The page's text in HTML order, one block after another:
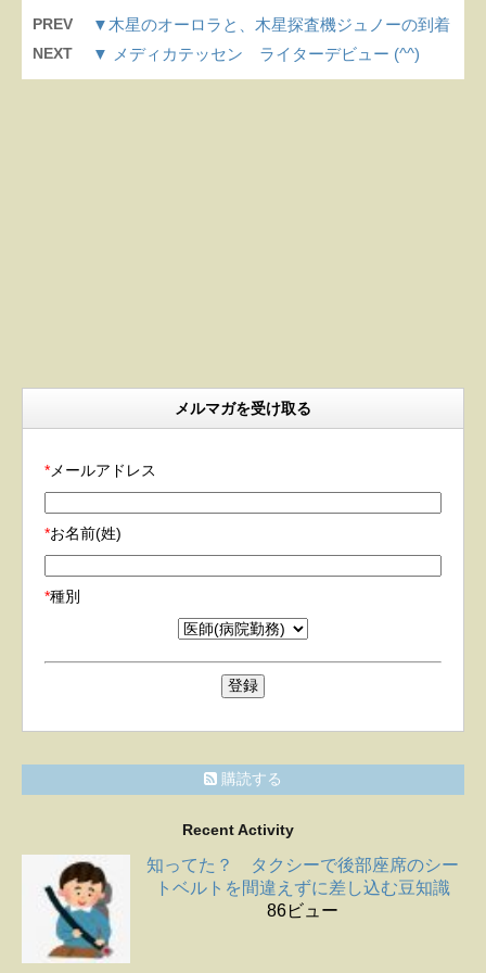
PREV ▼木星のオーロラと、木星探査機ジュノーの到着
NEXT ▼ メディカテッセン ライターデビュー (^^)
メルマガを受け取る
* メールアドレス
*お名前(姓)
*種別
購読する
Recent Activity
知ってた？ タクシーで後部座席のシー
トベルトを間違えずに差し込む豆知識
86ビュー